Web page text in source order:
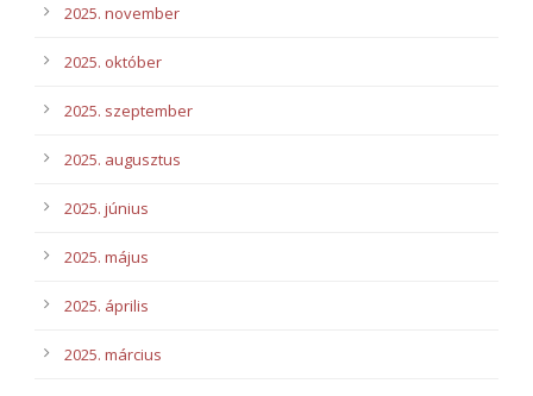
2025. november
2025. október
2025. szeptember
2025. augusztus
2025. június
2025. május
2025. április
2025. március